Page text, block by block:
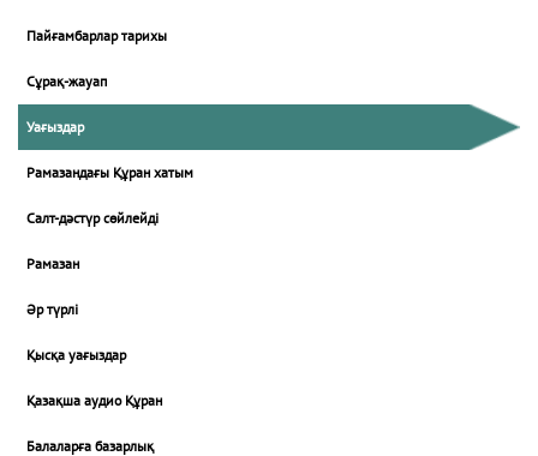
Пайғамбарлар тарихы
Сұрақ-жауап
Уағыздар
Рамазандағы Құран хатым
Салт-дәстүр сөйлейді
Рамазан
Әр түрлі
Қысқа уағыздар
Қазақша аудио Құран
Балаларға базарлық